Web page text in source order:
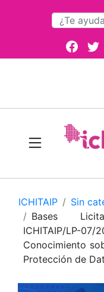
ICHITAIP
Sin
Bases
ICHITAIP/LP-
Conocimiento
Protección de